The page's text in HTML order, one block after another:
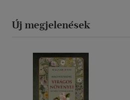
Új megjelenések